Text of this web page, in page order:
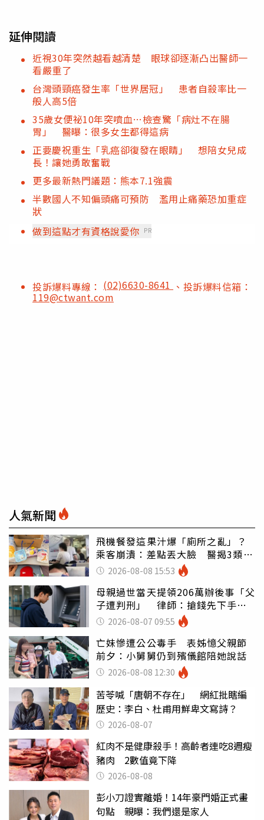
延伸閱讀
近視30年突然越看越清楚 眼球卻逐漸凸出醫師一
看嚴重了
台灣頭頸癌發生率「世界居冠」 患者自殺率比一
般人高5倍
35歲女便祕10年突噴血…檢查驚「病灶不在腸
胃」 醫曝：很多女生都得這病
正要慶祝重生「乳癌卻復發在眼睛」 想陪女兒成
長！讓她勇敢奮戰
更多最新熱門議題：熊本7.1強震
半數國人不知偏頭痛可預防 濫用止痛藥恐加重症
狀
做到這點才有資格說愛你 PR
投訴爆料專線： (02)6630-8641 、投訴爆料信箱：
119@ctwant.com
人氣新聞
飛機餐發這果汁爆「廁所之亂」？
乘客崩潰：差點丟大臉 醫揭3類人
別亂喝
2026-08-08 15:53
母親過世當天提領206萬辦後事「父
子遭判刑」 律師：搶錢先下手是
罪 2026-08-07 09:55
亡妹慘遭公公毒手 表姊憶父親節
前夕：小舅舅仍到殯儀館陪她說話
2026-08-08 12:30
苦苓喊「唐朝不存在」 網紅批瞎編
歷史：李白、杜甫用鮮卑文寫詩？
2026-08-07
紅肉不是健康殺手！高齡者連吃8週瘦
豬肉 2數值竟下降
2026-08-08
彭小刀證實離婚！14年豪門婚正式畫
句點 親曝：我們還是家人